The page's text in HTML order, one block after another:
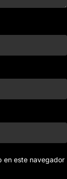
en este navegador